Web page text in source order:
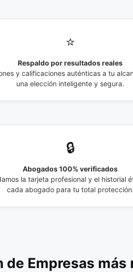
⭐
Respaldo por resultados reales
y calificaciones auténticas a tu
una elección inteligente y segura.
🔒
Abogados 100% verificados
la tarjeta profesional y el historial
cada abogado para tu total protección.
Empresas más